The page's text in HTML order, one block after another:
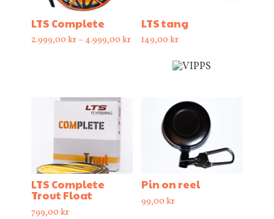
LTS Complete
2.999,00kr –4.999,00krPrisområde:
LTS tang
149,00 kr
LTS Complete
Trout Float
799,00kr
Pin on reel
99,00 kr